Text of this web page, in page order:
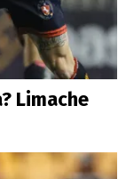
Limache